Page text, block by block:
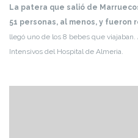
La patera que salió de
51 personas, al menos, y fueron
llegó uno de los 8 bebes que
Intensivos del Hospital de Almeria.